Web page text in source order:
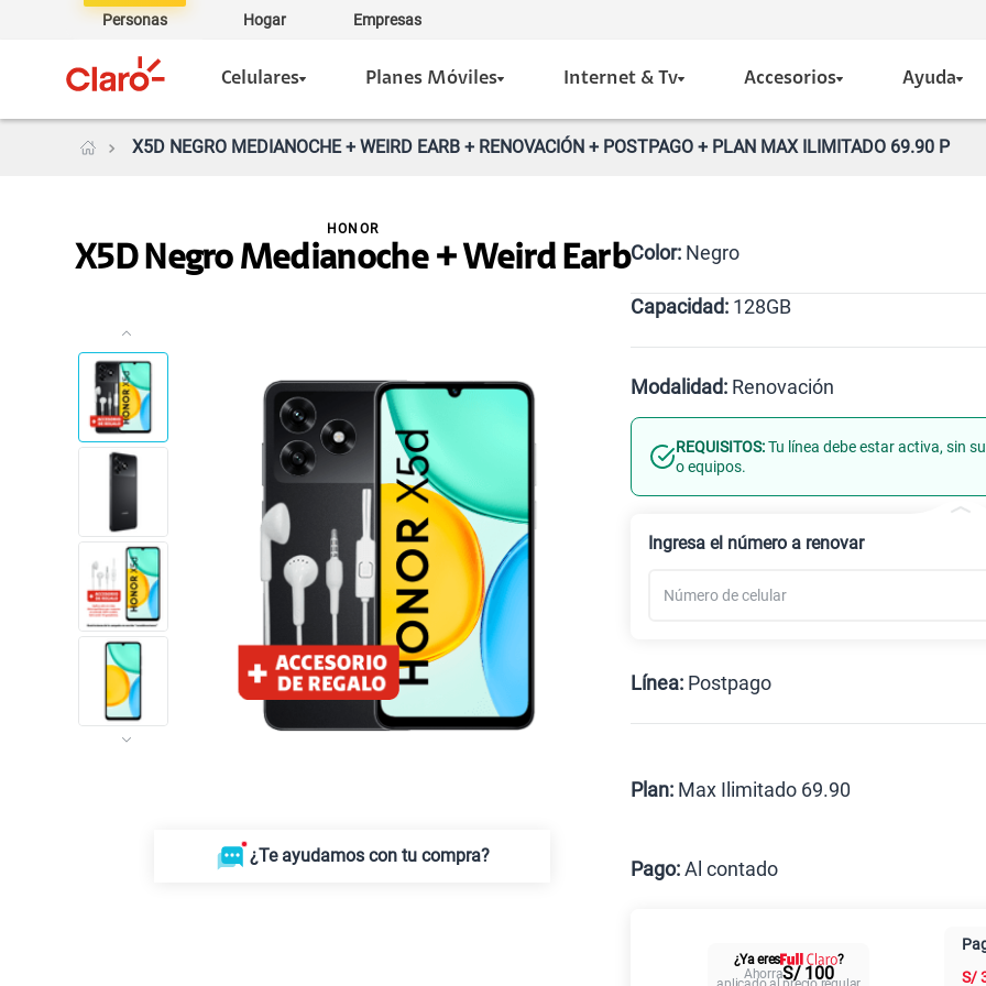
Personas Hogar Empresas
Celulares Planes Móviles Internet & Tv Accesorios Ayuda
X5D NEGRO MEDIANOCHE + WEIRD EARB + RENOVACIÓN + POSTPAGO + PLAN MAX ILIMITADO 69.90 P
X5D Negro Medianoche + Weird Earb
HONOR
¿Te ayudamos con tu compra?
Color: Negro
Negro
Capacidad: 128GB
Modalidad:Renovación
Línea Nueva Portabilidad
REQUISITOS:Tu línea debe estar activa, sin
o equipos.
Ingresa el número a renovar
Línea: Postpago
Plan: Max Ilimitado 69.90
Pago:Al contado
Cuotas
¿Ya eres
?
AhorraS/ 100
S/